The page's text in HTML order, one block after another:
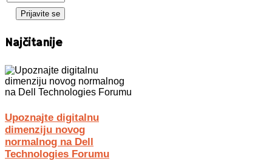
Najčitanije
Upoznajte digitalnu
dimenziju novog
normalnog na Dell
Technologies Forumu